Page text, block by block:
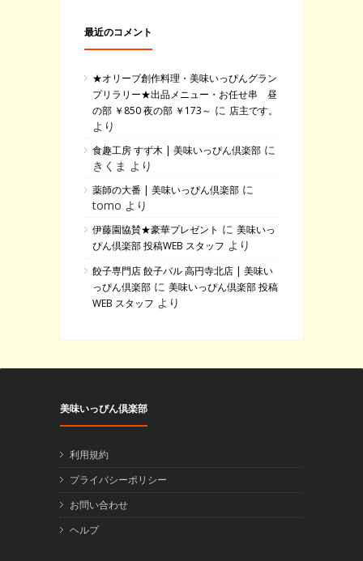
最近のコメント
★オリーブ創作料理・美味いっぴんグラン
プリラリー★出品メニュー・お任せ串 昼
の部 ￥850 夜の部 ￥173～ に 店主です。
より
食趣工房 すず木 | 美味いっぴん倶楽部 に
きくま より
薬師の大番 | 美味いっぴん倶楽部 に
tomo より
伊藤園協賛★豪華プレゼント に 美味いっ
ぴん倶楽部 投稿WEB スタッフ より
餃子専門店 餃子バル 高円寺北店 | 美味い
っぴん倶楽部 に 美味いっぴん倶楽部 投稿
WEB スタッフ より
美味いっぴん倶楽部
利用規約
プライバシーポリシー
お問い合わせ
ヘルプ